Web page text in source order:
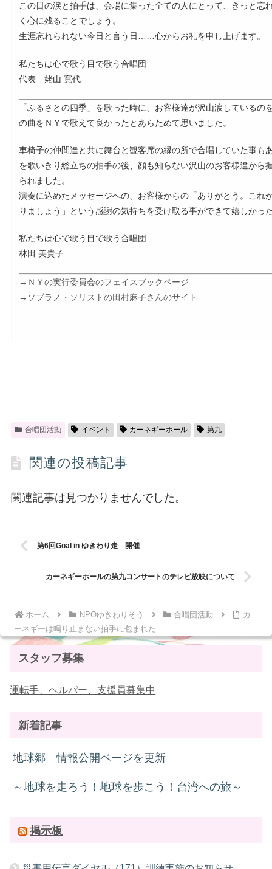
この日の涙と拍手は、会場に集った全ての人にとって、きっと忘
く心に残ることでしょう。
生涯忘れられない今日と言う日……心からお礼を申し上げます。
私たちは心で歌う目で歌う合唱団
代表 姥山 寛代
「ふるさとの四季」を歌った時に、お客様達が沢山涙しているの
の曲をＮＹで歌えて良かったとあらためて思いました。
車椅子の仲間達と共に舞台と観客席の縁の所で合唱していた事も
を歌いきり総立ちの拍手の後、顔も知らない沢山のお客様達から
られました。
演奏に込めたメッセージへの、お客様からの「ありがとう。これ
りましょう」という感謝の気持ちを受け取る事ができて嬉しかっ
私たちは心で歌う目で歌う合唱団
林田 美貴子
→ＮＹの実行委員会のフェイスブックページ
→ソプラノ・ソリストの田村麻子さんのサイト
合唱団活動 イベント カーネギーホール 第九
関連の投稿記事
関連記事は見つかりませんでした。
第6回Goal in ゆきわり走 開催
カーネギーホールの第九コンサートのテレビ放映について
ホーム NPOゆきわりそう 合唱団活動
カ
ーネギーは鳴り止まない拍手に包まれた
スタッフ募集
運転手、ヘルパー、支援員募集中
新着記事
地球郷 情報公開ページを更新
～地球を走ろう！地球を歩こう！台湾への旅～
掲示板